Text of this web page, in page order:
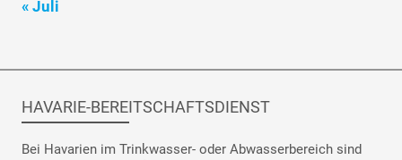
« Juli
HAVARIE-BEREITSCHAFTSDIENST
Bei Havarien im Trinkwasser- oder Abwasserbereich sind